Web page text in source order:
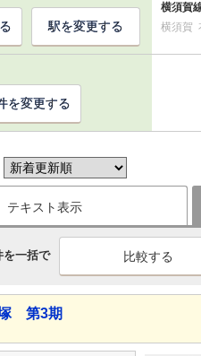
横須賀
横須賀
駅を変更する
を変更する
テキスト表示
を一括で
第3期